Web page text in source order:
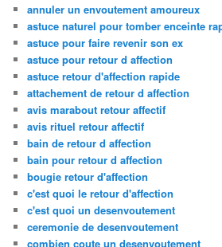
annuler un envoutement amoureux
astuce naturel pour tomber enceinte
astuce pour faire revenir son ex
astuce pour retour d affection
astuce retour d'affection rapide
attachement de retour d affection
avis marabout retour affectif
avis rituel retour affectif
bain de retour d affection
bain pour retour d affection
bougie retour d'affection
c'est quoi le retour d'affection
c'est quoi un desenvoutement
ceremonie de desenvoutement
combien coute un desenvoutement